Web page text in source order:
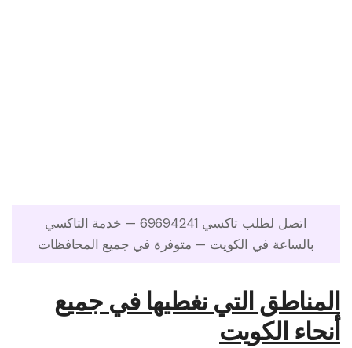
اتصل لطلب تاكسي 69694241 — خدمة التاكسي
بالساعة في الكويت — متوفرة في جميع المحافظات
المناطق التي نغطيها في جميع
أنحاء الكويت